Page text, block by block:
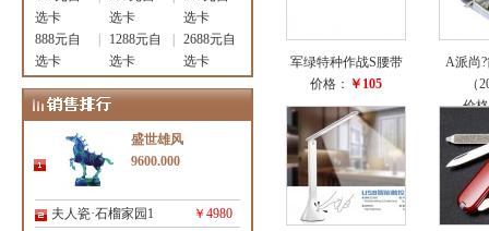
选卡
选卡
选卡
888元自
选卡
1288元自
选卡
2688元自
选卡
盛世雄风
9600.000
夫人瓷·石榴家园1
￥4980
军绿特种作战S腰带
价格： ￥105
A派尚
（
价